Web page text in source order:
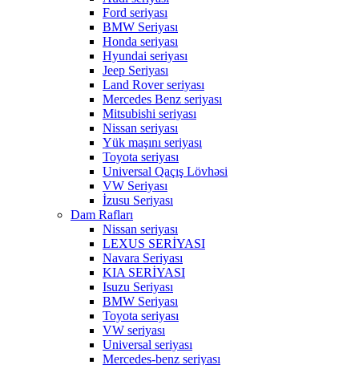
Ford seriyası
BMW Seriyası
Honda seriyası
Hyundai seriyası
Jeep Seriyası
Land Rover seriyası
Mercedes Benz seriyası
Mitsubishi seriyası
Nissan seriyası
Yük maşını seriyası
Toyota seriyası
Universal Qaçış Lövhəsi
VW Seriyası
İzusu Seriyası
Dam Rafları
Nissan seriyası
LEXUS SERİYASI
Navara Seriyası
KIA SERİYASI
Isuzu Seriyası
BMW Seriyası
Toyota seriyası
VW seriyası
Universal seriyası
Mercedes-benz seriyası